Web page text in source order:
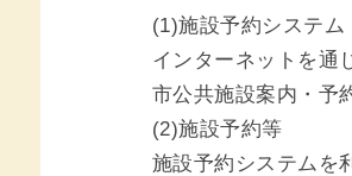
(1)施設予約システム
インターネットを通
市公共施設案内・予
(2)施設予約等
施設予約システムを